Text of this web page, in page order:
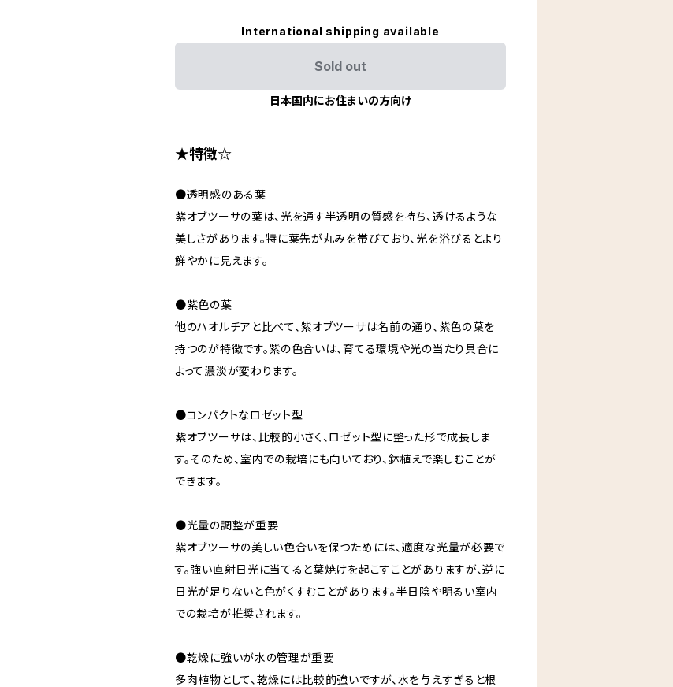
International shipping available
Sold out
日本国内にお住まいの方向け
★特徴☆
●透明感のある葉
紫オブツーサの葉は、光を通す半透明の質感を持ち、透けるような
美しさがあります。特に葉先が丸みを帯びており、光を浴びるとより
鮮やかに見えます。
●紫色の葉
他のハオルチアと比べて、紫オブツーサは名前の通り、紫色の葉を
持つのが特徴です。紫の色合いは、育てる環境や光の当たり具合に
よって濃淡が変わります。
●コンパクトなロゼット型
紫オブツーサは、比較的小さく、ロゼット型に整った形で成長しま
す。そのため、室内での栽培にも向いており、鉢植えで楽しむことが
できます。
●光量の調整が重要
紫オブツーサの美しい色合いを保つためには、適度な光量が必要で
す。強い直射日光に当てると葉焼けを起こすことがありますが、逆に
日光が足りないと色がくすむことがあります。半日陰や明るい室内
での栽培が推奨されます。
●乾燥に強いが水の管理が重要
多肉植物として、乾燥には比較的強いですが、水を与えすぎると根